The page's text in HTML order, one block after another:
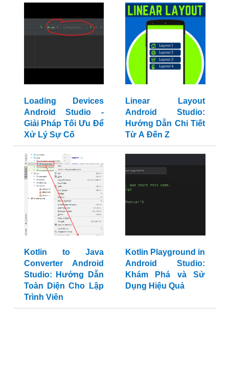
Loading Devices
Android Studio -
Giải Pháp Tối Ưu Để
Xử Lý Sự Cố
Linear Layout
Android Studio:
Hướng Dẫn Chi Tiết
Từ A Đến Z
Kotlin to Java
Converter Android
Studio: Hướng Dẫn
Toàn Diện Cho Lập
Trình Viên
Kotlin Playground in
Android Studio:
Khám Phá và Sử
Dụng Hiệu Quả